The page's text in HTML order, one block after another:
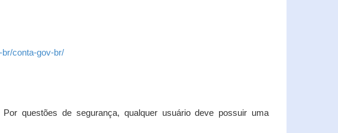
br/conta-gov-br/
questões de segurança, qualquer usuário deve possuir uma